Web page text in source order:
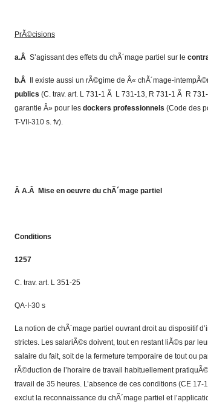
PrÃ©cisions
a.Â S’agissant des effets du chÃ´mage partiel sur le
b.Â Il existe aussi un rÃ©gime de Â« chÃ´mage-
publics (C. trav. art. L 731-1 Ã L 731-13, R 731-1 Ã R
garantie Â» pour les dockers professionnels (Code des
T-VII-310 s. fv).
Â A.Â Mise en oeuvre du chÃ´mage partiel
Conditions
1257
C. trav. art. L 351-25
QA-I-30 s
La notion de chÃ´mage partiel ouvrant droit au dispositif
strictes. Les salariÃ©s doivent, tout en restant liÃ©s par
salaire du fait, soit de la fermeture temporaire de tout ou
rÃ©duction de l’horaire de travail habituellement
travail de 35 heures. L’absence de ces conditions (CE 17-
exclut la reconnaissance du chÃ´mage partiel et